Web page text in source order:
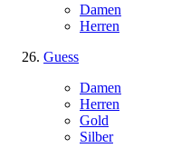
Damen
Herren
Guess
Damen
Herren
Gold
Silber